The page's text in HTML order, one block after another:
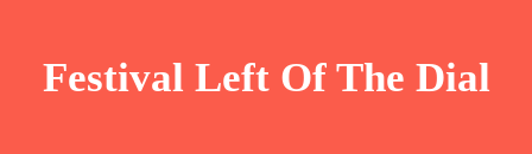
Festival Left Of The Dial